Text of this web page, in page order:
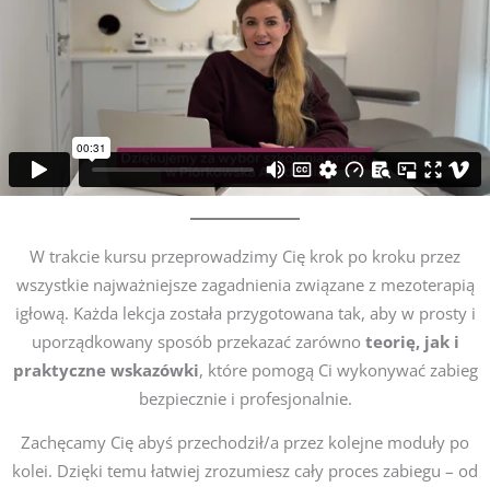
W trakcie kursu przeprowadzimy Cię krok po kroku przez
wszystkie najważniejsze zagadnienia związane z mezoterapią
igłową. Każda lekcja została przygotowana tak, aby w prosty i
uporządkowany sposób przekazać zarówno teorię, jak i
praktyczne wskazówki, które pomogą Ci wykonywać zabieg
bezpiecznie i profesjonalnie.
Zachęcamy Cię abyś przechodził/a przez kolejne moduły po
kolei. Dzięki temu łatwiej zrozumiesz cały proces zabiegu – od